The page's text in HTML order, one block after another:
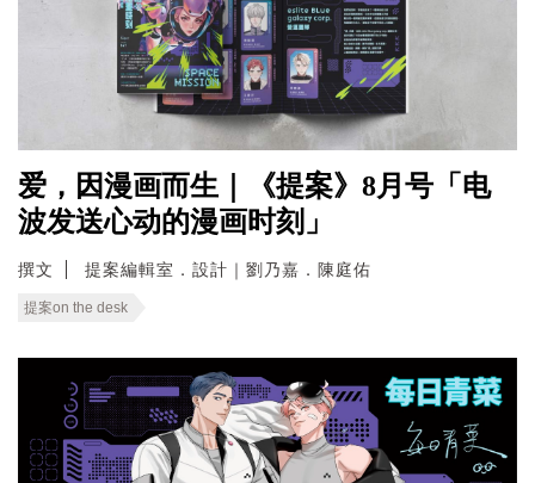
爱，因漫画而生｜《提案》8月号「电
波发送心动的漫画时刻」
撰文 提案編輯室．設計｜劉乃嘉．陳庭佑
提案on the desk